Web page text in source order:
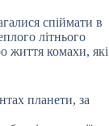
спіймати в
літнього
життя комахи, які
планети, за